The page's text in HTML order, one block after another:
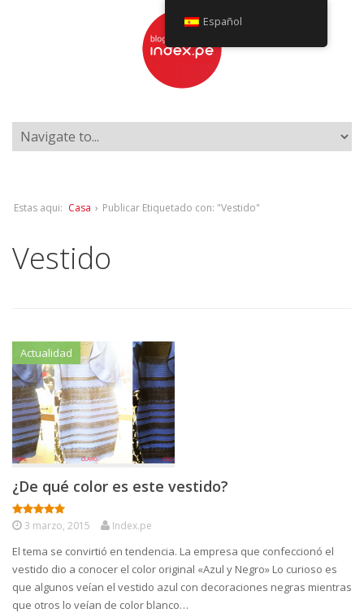
Estas aqui: Casa › Publicar Etiquetado con: "Vestido"
Vestido
Actualidad
¿De qué color es este vestido?
3 marzo, 2015 Index.pe
El tema se convirtió en tendencia. La empresa que confeccionó el
vestido dio a conocer el color original «Azul y Negro» Lo curioso es
que algunos veían el vestido azul con decoraciones negras mientras
que otros lo veían de color blanco…
Español